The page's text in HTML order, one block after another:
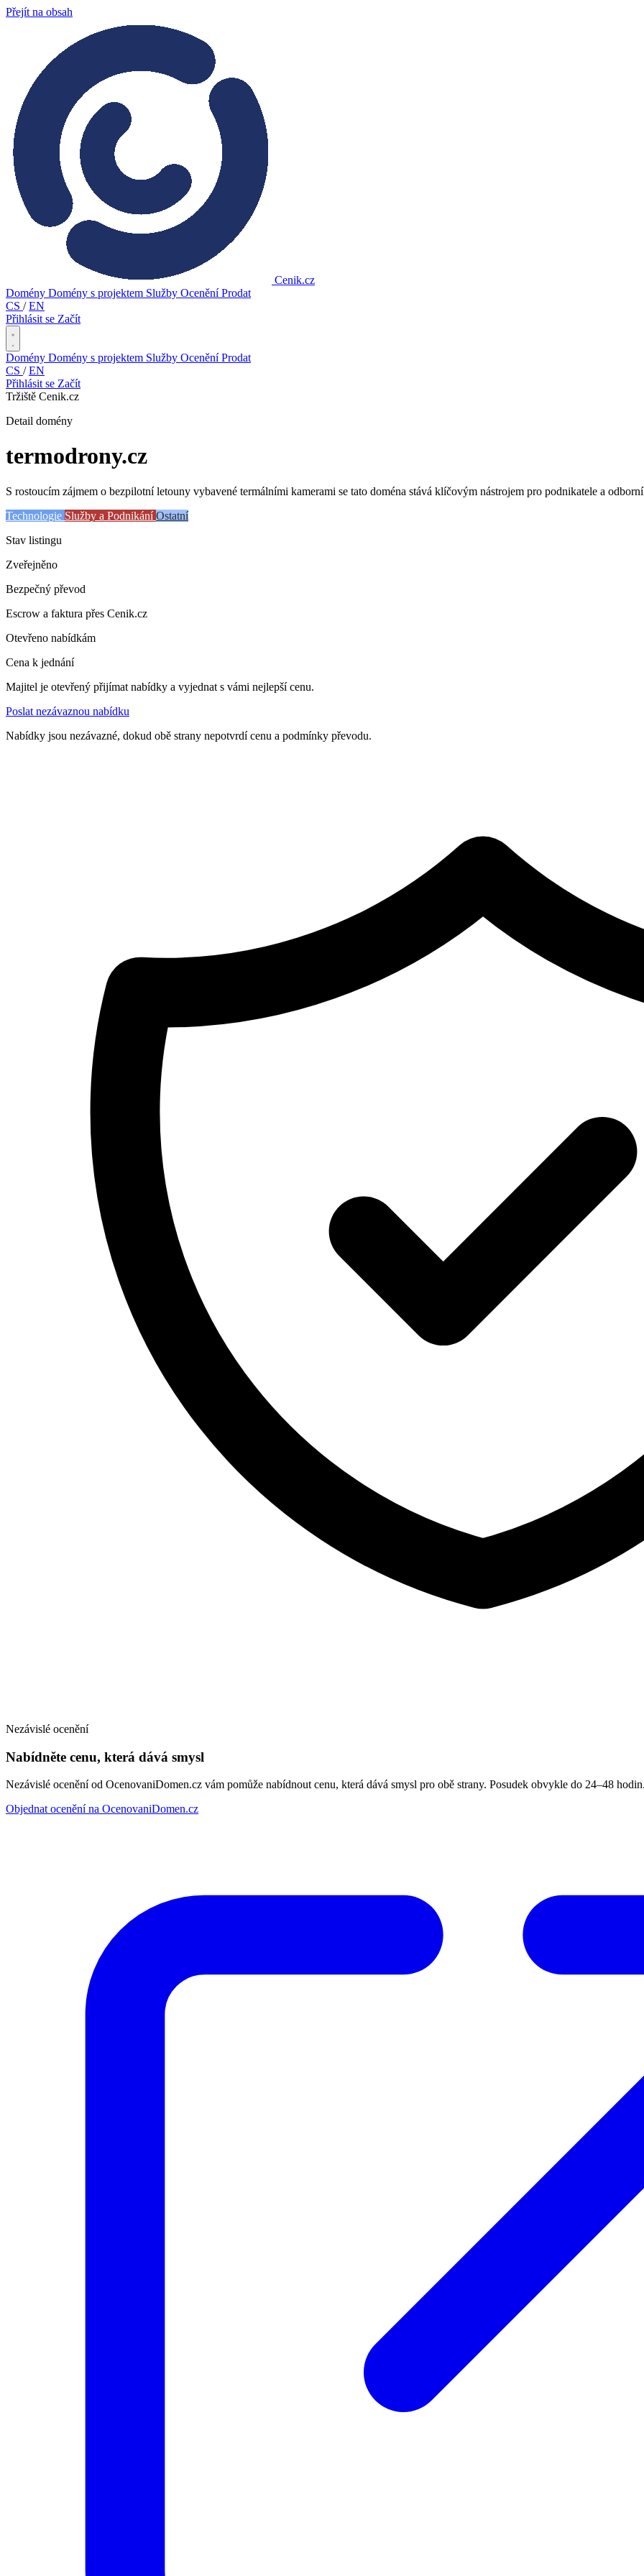
Přejít na obsah
Cenik.cz
Domény Domény s projektem Služby OceněníProdat
CS / EN
Přihlásit se Začít
Domény Domény s projektem Služby OceněníProdat
CS / EN
Přihlásit se Začít
Tržiště Cenik.cz
Detail domény
termodrony.cz
S rostoucím zájmem o bezpilotní letouny vybavené termálními kamerami se tato doména stává klíčovým nástrojem pro podnikatele a
Technologie Služby a PodnikáníOstatní
Stav listingu
Zveřejněno
Bezpečný převod
Escrow a faktura přes Cenik.cz
Otevřeno nabídkám
Cena k jednání
Majitel je otevřený přijímat nabídky a vyjednat s vámi nejlepší cenu.
Poslat nezávaznou nabídku
Nabídky jsou nezávazné, dokud obě strany nepotvrdí cenu a podmínky převodu.
Nezávislé ocenění
Nabídněte cenu, která dává smysl
Nezávislé ocenění od OcenovaniDomen.cz vám pomůže nabídnout cenu, která dává smysl pro obě strany. Posudek obvykle do 24–48
Objednat ocenění na OcenovaniDomen.cz